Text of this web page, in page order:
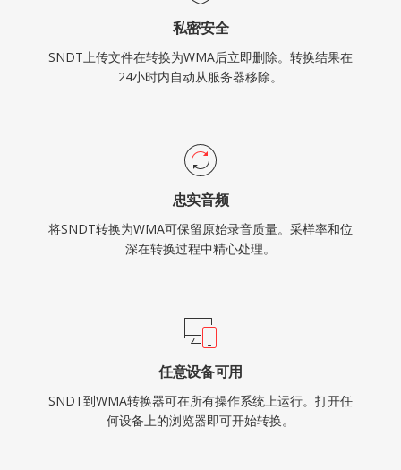
私密安全
SNDT上传文件在转换为WMA后立即删除。转换结果在
24小时内自动从服务器移除。
忠实音频
将SNDT转换为WMA可保留原始录音质量。采样率和位
深在转换过程中精心处理。
任意设备可用
SNDT到WMA转换器可在所有操作系统上运行。打开任
何设备上的浏览器即可开始转换。